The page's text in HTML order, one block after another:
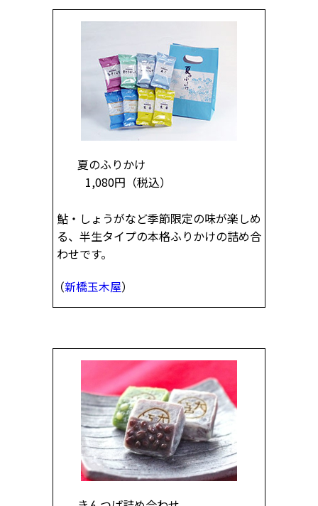
夏のふりかけ
1,080円 （税込）
鮎・しょうがなど季節限定の味が楽しめ
る、半生タイプの本格ふりかけの詰め合
わせです。
（新橋玉木屋）